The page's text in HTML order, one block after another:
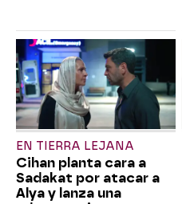
EN TIERRA LEJANA
Cihan planta cara a
Sadakat por atacar a
Alya y lanza una